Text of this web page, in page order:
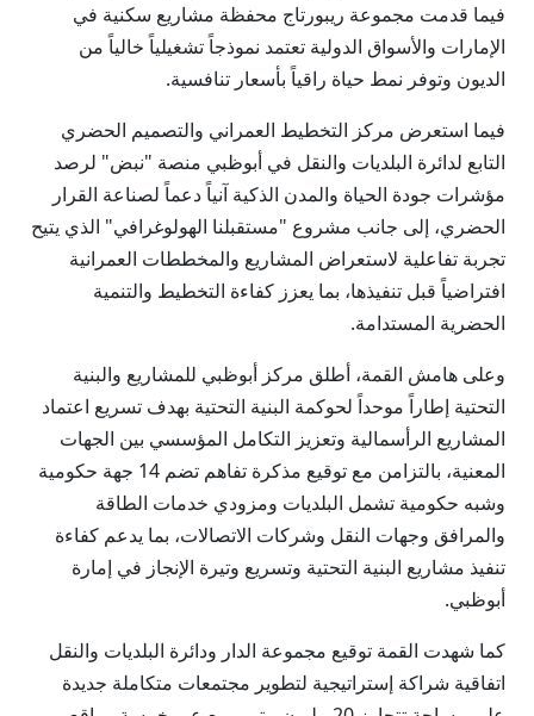
فيما قدمت مجموعة ريبورتاج محفظة مشاريع سكنية في
الإمارات والأسواق الدولية تعتمد نموذجاً تشغيلياً خالياً من
الديون وتوفر نمط حياة راقياً بأسعار تنافسية.
فيما استعرض مركز التخطيط العمراني والتصميم الحضري
التابع لدائرة البلديات والنقل في أبوظبي منصة "نبض" لرصد
مؤشرات جودة الحياة والمدن الذكية آنياً دعماً لصناعة القرار
الحضري، إلى جانب مشروع "مستقبلنا الهولوغرافي" الذي يتيح
تجربة تفاعلية لاستعراض المشاريع والمخططات العمرانية
افتراضياً قبل تنفيذها، بما يعزز كفاءة التخطيط والتنمية
الحضرية المستدامة.
وعلى هامش القمة، أطلق مركز أبوظبي للمشاريع والبنية
التحتية إطاراً موحداً لحوكمة البنية التحتية بهدف تسريع اعتماد
المشاريع الرأسمالية وتعزيز التكامل المؤسسي بين الجهات
المعنية، بالتزامن مع توقيع مذكرة تفاهم تضم 14 جهة حكومية
وشبه حكومية تشمل البلديات ومزودي خدمات الطاقة
والمرافق وجهات النقل وشركات الاتصالات، بما يدعم كفاءة
تنفيذ مشاريع البنية التحتية وتسريع وتيرة الإنجاز في إمارة
أبوظبي.
كما شهدت القمة توقيع مجموعة الدار ودائرة البلديات والنقل
اتفاقية شراكة إستراتيجية لتطوير مجتمعات متكاملة جديدة